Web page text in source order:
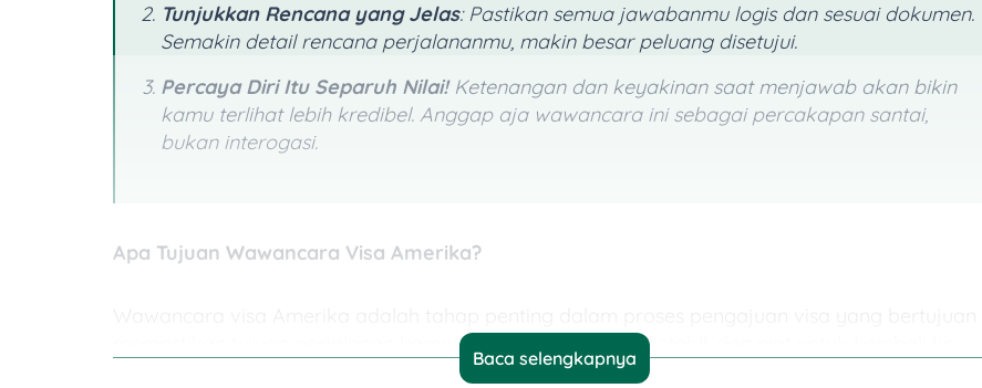
Tunjukkan Rencana yang Jelas: Pastikan semua jawabanmu logis dan sesuai dokumen.
Semakin detail rencana perjalananmu, makin besar peluang disetujui.
Percaya Diri Itu Separuh Nilai! Ketenangan dan keyakinan saat menjawab akan bikin
kamu terlihat lebih kredibel. Anggap aja wawancara ini sebagai percakapan santai,
bukan interogasi.
Apa Tujuan Wawancara Visa Amerika?
memastikan tujuan perjalanan kamu jelas, kondisi finansial stabil, dan niat untuk kembali ke
Baca selengkapnya